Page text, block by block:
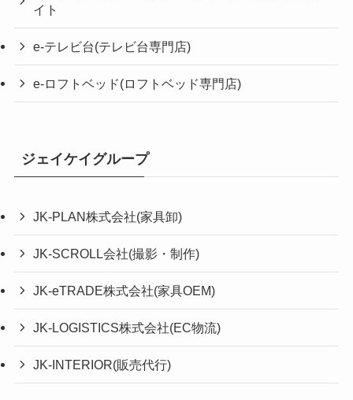
イト
e-テレビ台(テレビ台専門店)
e-ロフトベッド(ロフトベッド専門店)
ジェイケイグループ
JK-PLAN株式会社(家具卸)
JK-SCROLL会社(撮影・制作)
JK-eTRADE株式会社(家具OEM)
JK-LOGISTICS株式会社(EC物流)
JK-INTERIOR(販売代行)